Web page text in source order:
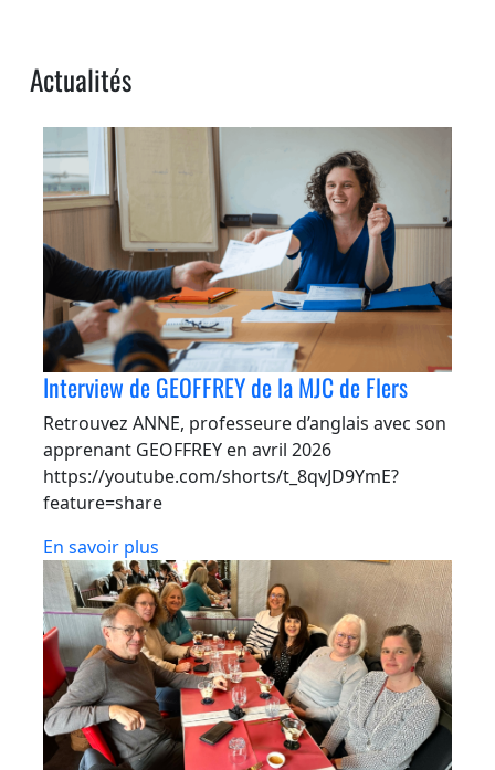
Actualités
Interview de GEOFFREY de la MJC de Flers
Retrouvez ANNE, professeure d’anglais avec son
apprenant GEOFFREY en avril 2026
https://youtube.com/shorts/t_8qvJD9YmE?
feature=share
En savoir plus